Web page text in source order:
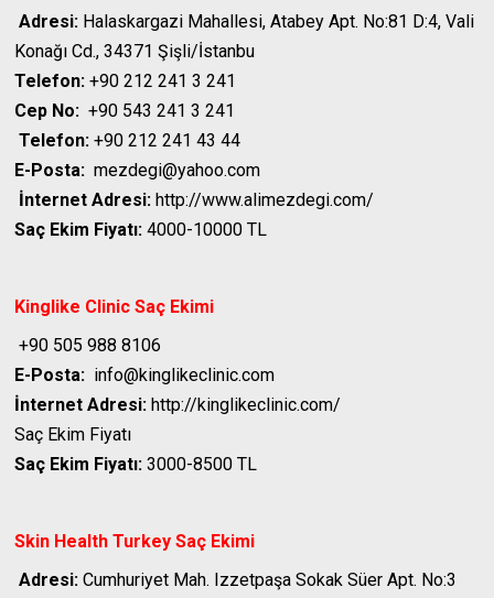
Adresi: Halaskargazi Mahallesi, Atabey Apt. No:81 D:4, Vali
Konağı Cd., 34371 Şişli/İstanbu
Telefon: +90 212 241 3 241
Cep No: +90 543 241 3 241
Telefon: +90 212 241 43 44
E-Posta: mezdegi@yahoo.com
İnternet Adresi: http://www.alimezdegi.com/
Saç Ekim Fiyatı: 4000-10000 TL
Kinglike Clinic Saç Ekimi
+90 505 988 8106
E-Posta: info@kinglikeclinic.com
İnternet Adresi: http://kinglikeclinic.com/
Saç Ekim Fiyatı
Saç Ekim Fiyatı: 3000-8500 TL
Skin Health Turkey Saç Ekimi
Adresi: Cumhuriyet Mah. Izzetpaşa Sokak Süer Apt. No:3